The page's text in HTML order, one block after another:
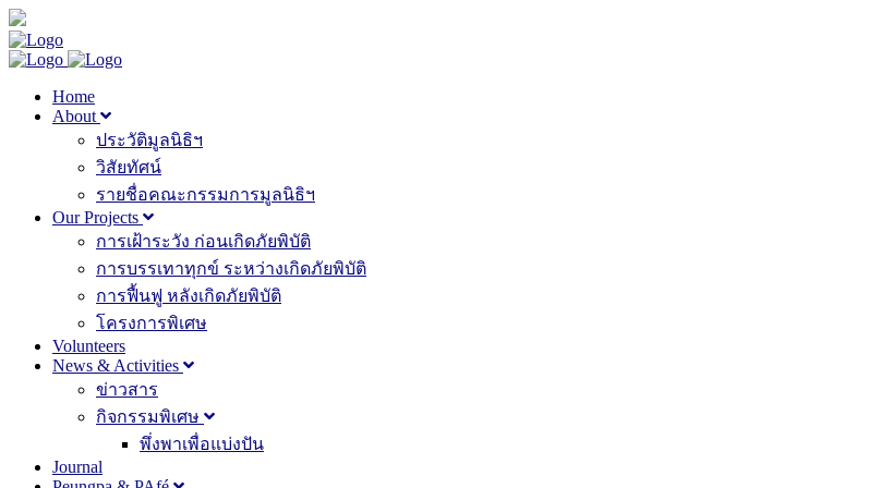
Home
About
ประวัติมูลนิธิฯ
วิสัยทัศน์
รายชื่อคณะกรรมการมูลนิธิฯ
Our Projects
การเฝ้าระวัง ก่อนเกิดภัยพิบัติ
การบรรเทาทุกข์ ระหว่างเกิดภัยพิบัติ
การฟื้นฟู หลังเกิดภัยพิบัติ
โครงการพิเศษ
Volunteers
News & Activities
ข่าวสาร
กิจกรรมพิเศษ
พึ่งพาเพื่อแบ่งปัน
Journal